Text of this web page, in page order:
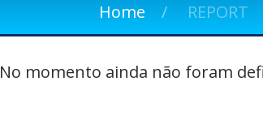
Home REPORT
No momento ainda não foram